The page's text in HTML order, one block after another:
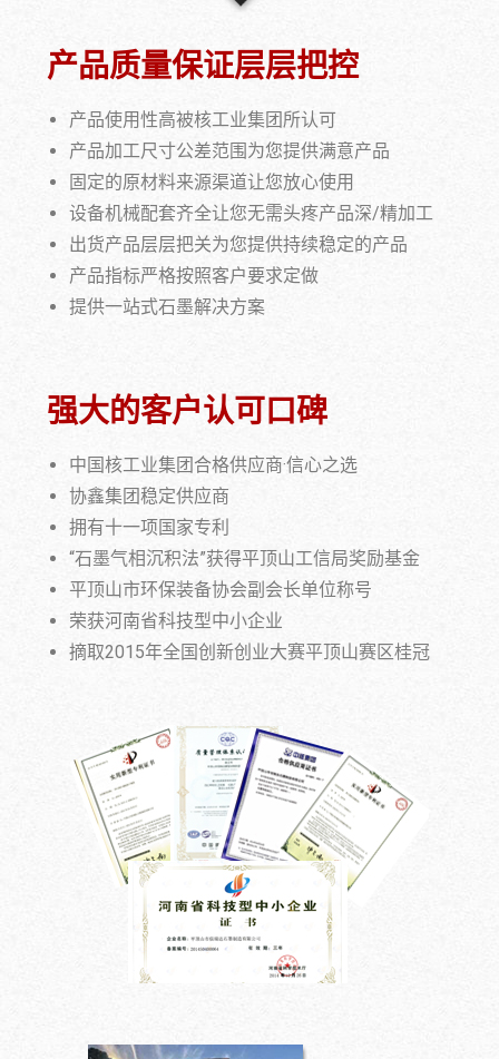
产品质量保证层层把控
产品使用性高被核工业集团所认可
产品加工尺寸公差范围为您提供满意产品
固定的原材料来源渠道让您放心使用
设备机械配套齐全让您无需头疼产品深/精加工
出货产品层层把关为您提供持续稳定的产品
产品指标严格按照客户要求定做
提供一站式石墨解决方案
强大的客户认可口碑
中国核工业集团合格供应商·信心之选
协鑫集团稳定供应商
拥有十一项国家专利
“石墨气相沉积法”获得平顶山工信局奖励基金
平顶山市环保装备协会副会长单位称号
荣获河南省科技型中小企业
摘取2015年全国创新创业大赛平顶山赛区桂冠